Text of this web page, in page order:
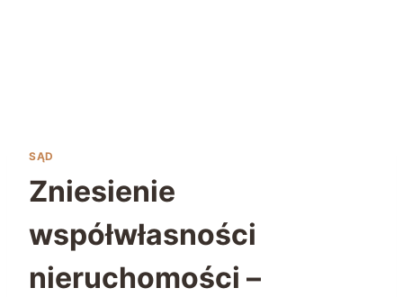
SĄD
Zniesienie
współwłasności
nieruchomości –